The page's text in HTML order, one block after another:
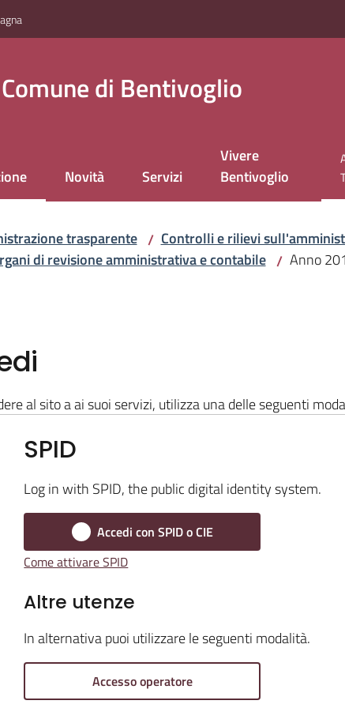
Comune di Bentivoglio
Novità Servizi
Vivere
Bentivoglio
trasparente / Controlli e rilievi
di revisione amministrativa e contabile / Anno
al sito a ai suoi servizi, utilizza una delle seguenti
SPID
Log in with SPID, the public digital identity system.
Accedi con SPID o CIE
Come attivare SPID
Altre utenze
In alternativa puoi utilizzare le seguenti modalità.
Accesso operatore